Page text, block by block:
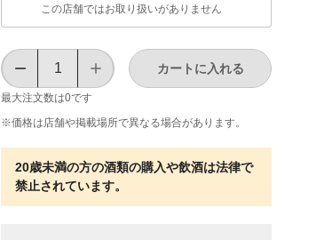
この店舗ではお取り扱いがありません
最大注文数は0です
カートに入れる
※価格は​店舗や​掲載場所で​異なる​場合が​あります。
20歳未満の方の酒類の購入や飲酒は法律で
禁止されています。